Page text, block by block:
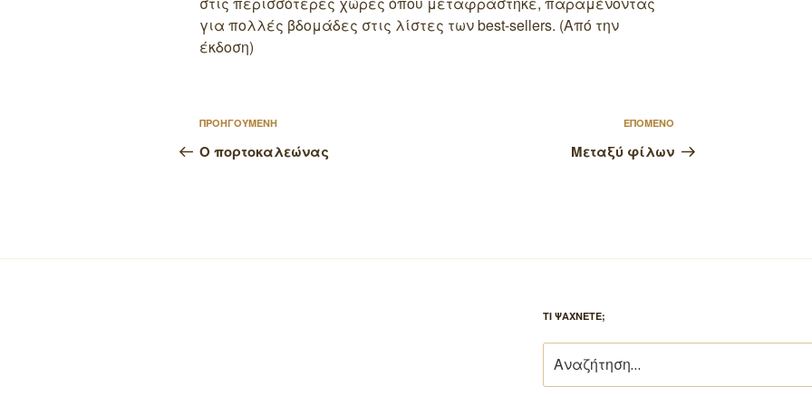
για πολλές βδομάδες στις λίστες των best-sellers. (Από την
έκδοση)
Πλοήγηση
άρθρων
Προηγούμενο
άρθρο
ΠΡΟΗΓΟΥΜΕΝΗ
Ο πορτοκαλεώνας
άρθρο
ΕΠΟΜΕΝΟ
Μεταξύ φίλων
ΤΙ ΨΑΧΝΕΤΕ;
για: